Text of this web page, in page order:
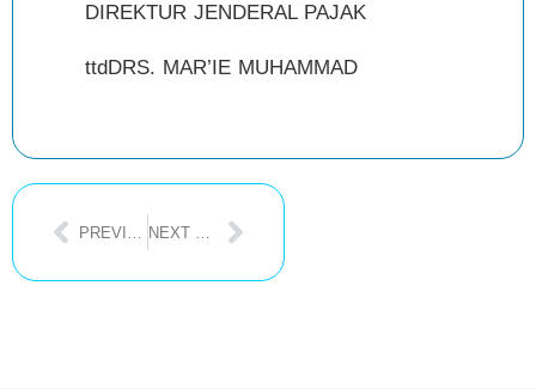
DIREKTUR JENDERAL PAJAK
ttdDRS. MAR’IE MUHAMMAD